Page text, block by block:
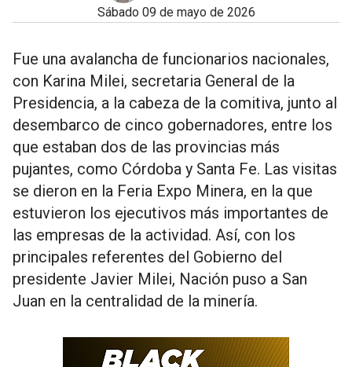
sábado 09 de mayo de 2026
Fue una avalancha de funcionarios nacionales,
con Karina Milei, secretaria General de la
Presidencia, a la cabeza de la comitiva, junto al
desembarco de cinco gobernadores, entre los
que estaban dos de las provincias más
pujantes, como Córdoba y Santa Fe. Las visitas
se dieron en la Feria Expo Minera, en la que
estuvieron los ejecutivos más importantes de
las empresas de la actividad. Así, con los
principales referentes del Gobierno del
presidente Javier Milei, Nación puso a San
Juan en la centralidad de la minería.